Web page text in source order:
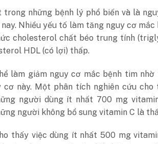
những bệnh lý phổ biến và là
Nhiều yếu tố làm tăng nguy cơ mắc
cholesterol chất béo trung tính
HDL (có lợi) thấp.
làm giảm nguy cơ mắc bệnh tim nhờ
cơ này. Một phân tích nghiên cứu cho
người dùng ít nhất 700 mg
người không bổ sung vitamin C là
thấy việc dùng ít nhất 500 mg